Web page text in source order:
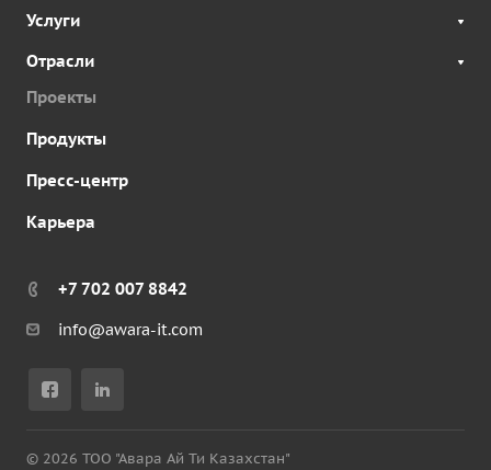
Услуги
Отрасли
Проекты
Продукты
Пресс-центр
Карьера
+7 702 007 8842
info@awara-it.com
© 2026 ТОО "Авара Ай Ти Казахстан"